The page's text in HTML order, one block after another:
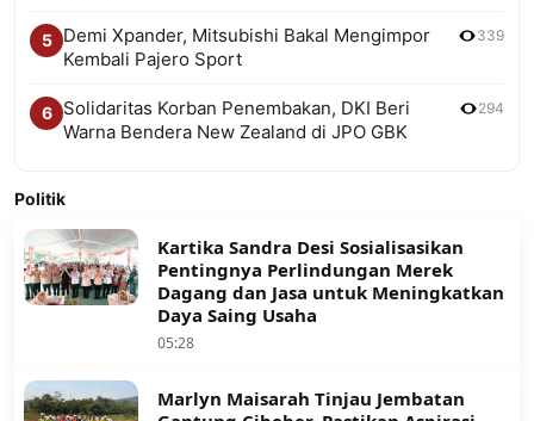
5
Demi Xpander, Mitsubishi Bakal Mengimpor
Kembali Pajero Sport
339
6
Solidaritas Korban Penembakan, DKI Beri
Warna Bendera New Zealand di JPO GBK
294
Politik
Kartika Sandra Desi Sosialisasikan
Pentingnya Perlindungan Merek
Dagang dan Jasa untuk Meningkatkan
Daya Saing Usaha
05:28
Marlyn Maisarah Tinjau Jembatan